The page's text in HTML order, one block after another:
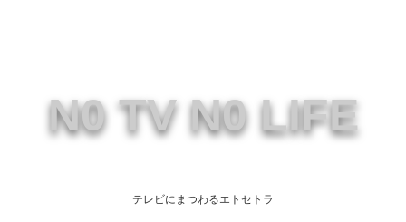
N0 TV N0 LIFE
テレビにまつわるエトセトラ